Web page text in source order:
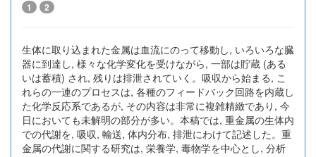
1 2
生体に取り込まれた金属は血流にのって移動し, いろいろな臓
器に到達し, 様々な化学変化を受けながら, 一部は貯蔵 (ある
いは蓄積) され, 残りは排泄されていく。吸収から始まる, こ
れらの一連のプロセスは, 各種のフィードバック回路を内蔵し
た化学反応系であるが, その内容は非常に複雑精緻であり, 今
日においても未解明の部分が多い。本稿では, 重金属の生体内
での代謝を, 吸収, 輸送, 体内分布, 排泄にわけて記述した。重
金属の代謝に関する研究は, 栄養学, 毒物学を中心とし, 分析